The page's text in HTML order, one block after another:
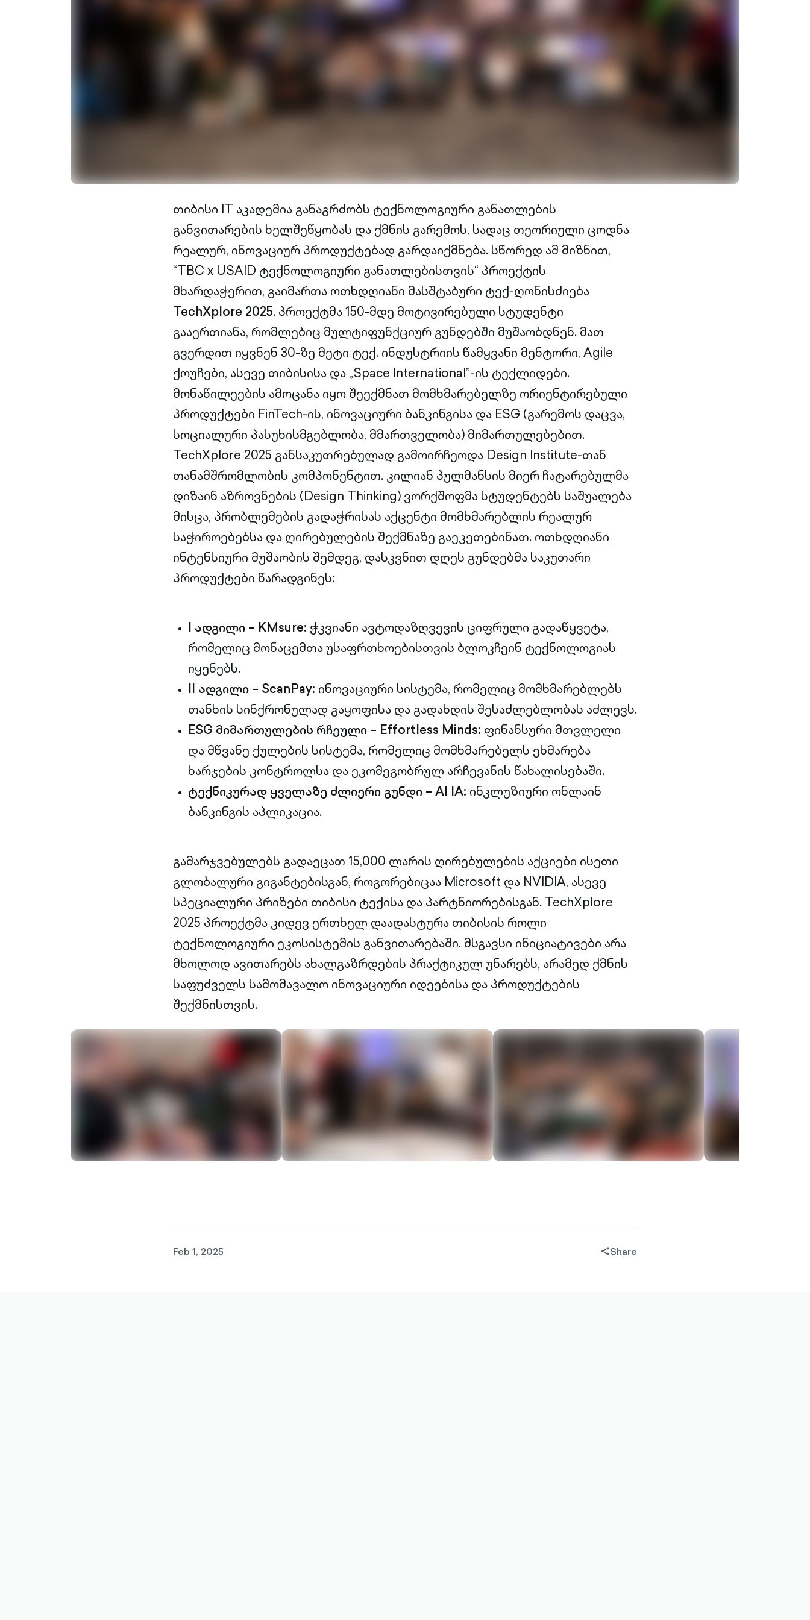
თიბისი IT აკადემია განაგრძობს ტექნოლოგიური განათლების
განვითარების ხელშეწყობას და ქმნის გარემოს, სადაც თეორიული ცოდნა
რეალურ, ინოვაციურ პროდუქტებად გარდაიქმნება. სწორედ ამ მიზნით,
“TBC x USAID ტექნოლოგიური განათლებისთვის“ პროექტის
მხარდაჭერით, გაიმართა ოთხდღიანი მასშტაბური ტექ-ღონისძიება
TechXplore 2025. პროექტმა 150-მდე მოტივირებული სტუდენტი
გააერთიანა, რომლებიც მულტიფუნქციურ გუნდებში მუშაობდნენ. მათ
გვერდით იყვნენ 30-ზე მეტი ტექ. ინდუსტრიის წამყვანი მენტორი, Agile
ქოუჩები, ასევე თიბისისა და „Space International”-ის ტექლიდები.
მონაწილეების ამოცანა იყო შეექმნათ მომხმარებელზე ორიენტირებული
პროდუქტები FinTech-ის, ინოვაციური ბანკინგისა და ESG (გარემოს დაცვა,
სოციალური პასუხისმგებლობა, მმართველობა) მიმართულებებით.
TechXplore 2025 განსაკუთრებულად გამოირჩეოდა Design Institute-თან
თანამშრომლობის კომპონენტით. კილიან პულმანსის მიერ ჩატარებულმა
დიზაინ აზროვნების (Design Thinking) ვორქშოფმა სტუდენტებს საშუალება
მისცა, პრობლემების გადაჭრისას აქცენტი მომხმარებლის რეალურ
საჭიროებებსა და ღირებულების შექმნაზე გაეკეთებინათ. ოთხდღიანი
ინტენსიური მუშაობის შემდეგ, დასკვნით დღეს გუნდებმა საკუთარი
პროდუქტები წარადგინეს:
I ადგილი – KMsure: ჭკვიანი ავტოდაზღვევის ციფრული გადაწყვეტა,
რომელიც მონაცემთა უსაფრთხოებისთვის ბლოკჩეინ ტექნოლოგიას
იყენებს.
II ადგილი – ScanPay: ინოვაციური სისტემა, რომელიც მომხმარებლებს
თანხის სინქრონულად გაყოფისა და გადახდის შესაძლებლობას აძლევს.
ESG მიმართულების რჩეული – Effortless Minds: ფინანსური მთვლელი
და მწვანე ქულების სისტემა, რომელიც მომხმარებელს ეხმარება
ხარჯების კონტროლსა და ეკომეგობრულ არჩევანის წახალისებაში.
ტექნიკურად ყველაზე ძლიერი გუნდი – AI IA: ინკლუზიური ონლაინ
ბანკინგის აპლიკაცია.
გამარჯვებულებს გადაეცათ 15,000 ლარის ღირებულების აქციები ისეთი
გლობალური გიგანტებისგან, როგორებიცაა Microsoft და NVIDIA, ასევე
სპეციალური პრიზები თიბისი ტექისა და პარტნიორებისგან. TechXplore
2025 პროექტმა კიდევ ერთხელ დაადასტურა თიბისის როლი
ტექნოლოგიური ეკოსისტემის განვითარებაში. მსგავსი ინიციატივები არა
მხოლოდ ავითარებს ახალგაზრდების პრაქტიკულ უნარებს, არამედ ქმნის
საფუძველს სამომავალო ინოვაციური იდეებისა და პროდუქტების
შექმნისთვის.
Feb 1, 2025
share-
Share